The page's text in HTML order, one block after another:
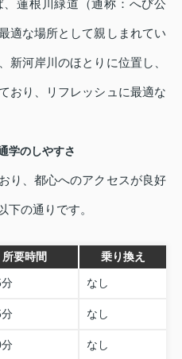
蓮根川緑道（通称：へび公
適な場所として親しまれてい
新河岸川のほとりに位置し、
おり、リフレッシュに最適な
学のしやすさ
り、都心へのアクセスが良好
下の通りです。
所要時間 乗り換え
なし
なし
なし